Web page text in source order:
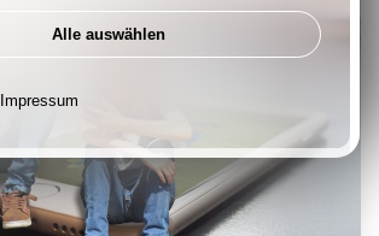
Alle auswählen
Impressum